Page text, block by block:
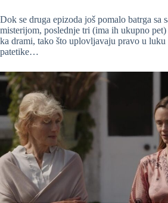
Dok se druga epizoda još pomalo batrga sa
misterijom, poslednje tri (ima ih ukupno
ka drami, tako što uplovljavaju pravo u luku
patetike…